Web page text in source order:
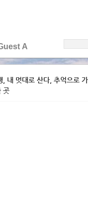
A
내 멋대로 산다, 추억으로
곳